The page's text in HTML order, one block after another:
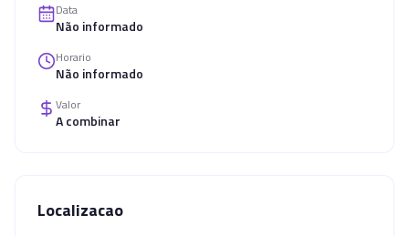
Data
Não informado
Horario
Não informado
Valor
A combinar
Localizacao